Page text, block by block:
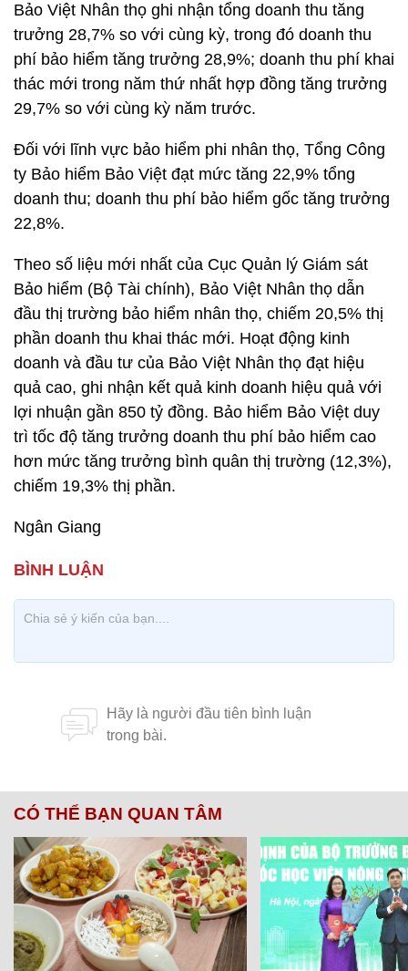
Bảo Việt Nhân thọ ghi nhận tổng doanh thu tăng
trưởng 28,7% so với cùng kỳ, trong đó doanh thu
phí bảo hiểm tăng trưởng 28,9%; doanh thu phí khai
thác mới trong năm thứ nhất hợp đồng tăng trưởng
29,7% so với cùng kỳ năm trước.
Đối với lĩnh vực bảo hiểm phi nhân thọ, Tổng Công
ty Bảo hiểm Bảo Việt đạt mức tăng 22,9% tổng
doanh thu; doanh thu phí bảo hiểm gốc tăng trưởng
22,8%.
Theo số liệu mới nhất của Cục Quản lý Giám sát
Bảo hiểm (Bộ Tài chính), Bảo Việt Nhân thọ dẫn
đầu thị trường bảo hiểm nhân thọ, chiếm 20,5% thị
phần doanh thu khai thác mới. Hoạt động kinh
doanh và đầu tư của Bảo Việt Nhân thọ đạt hiệu
quả cao, ghi nhận kết quả kinh doanh hiệu quả với
lợi nhuận gần 850 tỷ đồng. Bảo hiểm Bảo Việt duy
trì tốc độ tăng trưởng doanh thu phí bảo hiểm cao
hơn mức tăng trưởng bình quân thị trường (12,3%),
chiếm 19,3% thị phần.
Ngân Giang
CÓ THỂ BẠN QUAN TÂM